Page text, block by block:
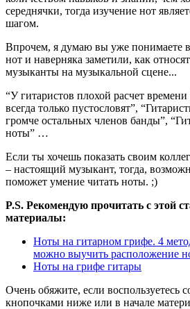
середнячки, тогда изучение нот
шагом.
Впрочем, я думаю вы уже понимаете
нот и наверняка заметили, как
музыканты на музыкальной сцене...
“У гитаристов плохой расчет
всегда только пустословят”,
громче остальных членов банды”,
ноты” …
Если ты хочешь показать своим
– настоящий музыкант, тогда,
поможет умение читать ноты. ;)
P.S. Рекомендую прочитать с этой
материалы:
Ноты на гитарном грифе. 4
можно выучить расположение
Ноты на грифе гитары
Очень обяжите, если воспользуетесь
кнопочками ниже или в начале